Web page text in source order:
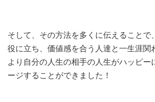
そして、その方法を多くに伝えることで
役に立ち、価値感を合う人達と一生涯関
より自分の人生の相手の人生がハッピー
ージすることができました！